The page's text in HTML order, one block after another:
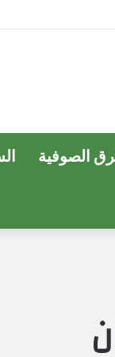
الصوفية